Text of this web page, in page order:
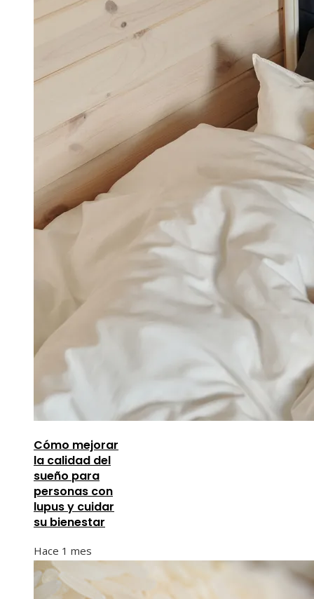
Cómo mejorar
la calidad del
sueño para
personas con
lupus y cuidar
su bienestar
Hace 1 mes